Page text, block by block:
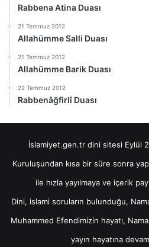
Rabbena Atina Duası
21 Temmuz 2012
Allahümme Salli Duası
21 Temmuz 2012
Allahümme Barik Duası
22 Temmuz 2012
Rabbenâğfirlî Duası
İslamiyet.gen.tr dini sitesi Eylül
Kuruluşundan kısa bir süre sonra
ile hızla yayılmaya ve içerik
Dini, islami soruların bulunduğu,
Muhammed Efendimizin hayatı,
yayın hayatına